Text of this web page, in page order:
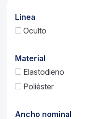
Línea
Oculto
Material
Elastodieno
Poliéster
Ancho nominal